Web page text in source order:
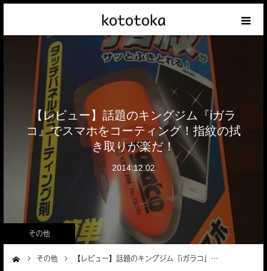
【レビュー】話題のキングジム『iガラ
コ』でスマホをコーティング！指紋の拭
き取りが楽だ！
2014.12.02
その他
その他 【レビュー】話題のキングジム『iガラコ』…
Appleの話
クレジットカードの話
iPhoneの話
その他の話
テーマリスト